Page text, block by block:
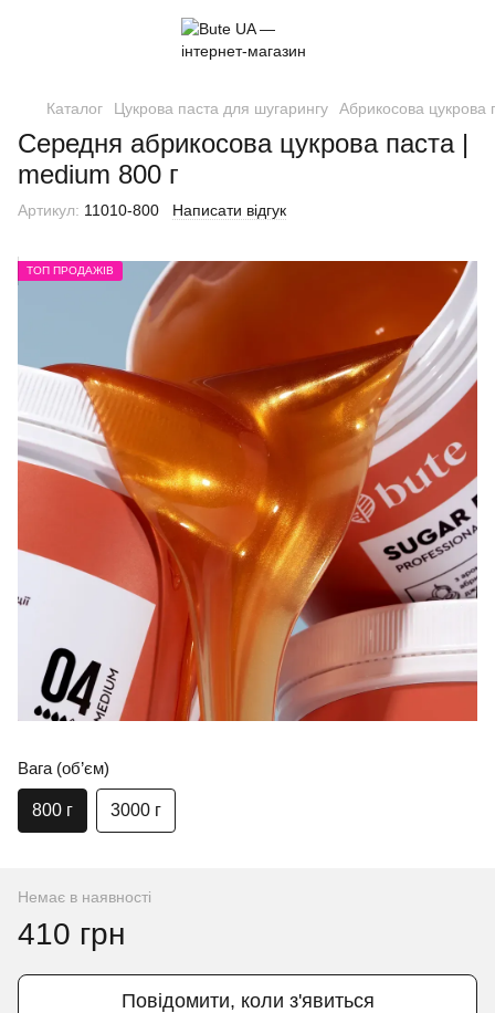
Каталог Цукрова паста для шугарингу Абрикосова цукрова
Середня абрикосова цукрова паста |
medium 800 г
Артикул: 11010-800 Написати відгук
ТОП ПРОДАЖІВ
Вага (об’єм)
800 г 3000 г
Немає в наявності
410 грн
Повідомити, коли з'явиться